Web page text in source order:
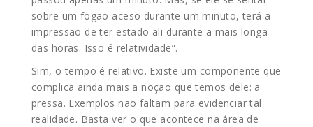
sobre um fogão aceso durante um minuto, terá a
impressão de ter estado ali durante a mais longa
das horas. Isso é relatividade”.
Sim, o tempo é relativo. Existe um componente que
complica ainda mais a noção que temos dele: a
pressa. Exemplos não faltam para evidenciar tal
realidade. Basta ver o que acontece na área de